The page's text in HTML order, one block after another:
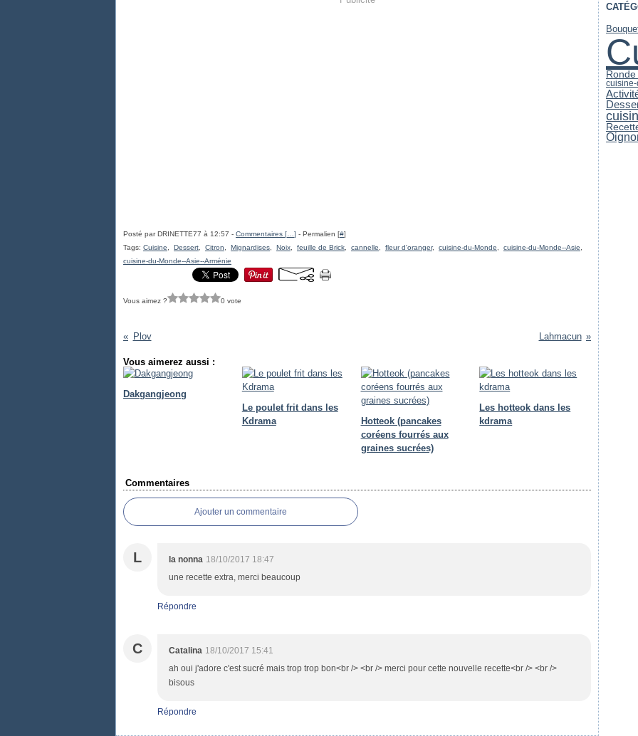
Posté par DRINETTE77 à 12:57 - Commentaires [ ] - Permalien [#]
Tags: Cuisine Dessert Citron Mignardises Noix feuille de Brick cannelle fleur d'oranger, cuisine-du-Monde cuisine-du-Monde--Asie
cuisine-du-Monde--Asie--Arménie
Vous aimez ? 0 vote
Plov Lahmacun
Vous aimerez aussi :
Dakgangjeong
Le poulet frit dans les
Kdrama
Hotteok (pancakes
coréens fourrés aux
graines sucrées)
Les hotteok dans les
kdrama
Commentaires
Ajouter un commentaire
L la nonna 18/10/2017 18:47
une recette extra, merci beaucoup
Répondre
C Catalina 18/10/2017 15:41
ah oui j'adore c'est sucré mais trop trop bon<br /> <br /> merci pour cette nouvelle recette<br /> <br />
bisous
Répondre